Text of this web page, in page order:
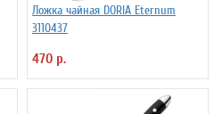
Ложка чайная DORIA Eternum
3110437
470 р.